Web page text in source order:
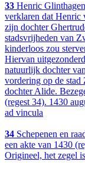
33 Henric
verklaren dat Henric
zijn dochter
stadsvrijheden van
kinderloos zou
Hiervan
natuurlijk dochter
vordering op de
dochter Alide.
(regest 34). 1430
ad vincula
34 Schepenen en
een akte van 1430
Origineel, het zegel